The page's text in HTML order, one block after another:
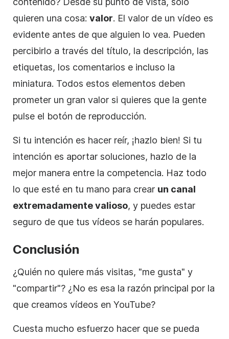
quieren una cosa: valor. El valor de un vídeo es
evidente antes de que alguien lo vea. Pueden
percibirlo a través del título, la descripción, las
etiquetas, los comentarios e incluso la
miniatura. Todos estos elementos deben
prometer un gran valor si quieres que la gente
pulse el botón de reproducción.
Si tu intención es hacer reír, ¡hazlo bien! Si tu
intención es aportar soluciones, hazlo de la
mejor manera entre la competencia. Haz todo
lo que esté en tu mano para crear un canal
extremadamente valioso, y puedes estar
seguro de que tus vídeos se harán populares.
Conclusión
¿Quién no quiere más visitas, "me gusta" y
"compartir"? ¿No es esa la razón principal por la
que creamos vídeos en YouTube?
Cuesta mucho esfuerzo hacer que se pueda